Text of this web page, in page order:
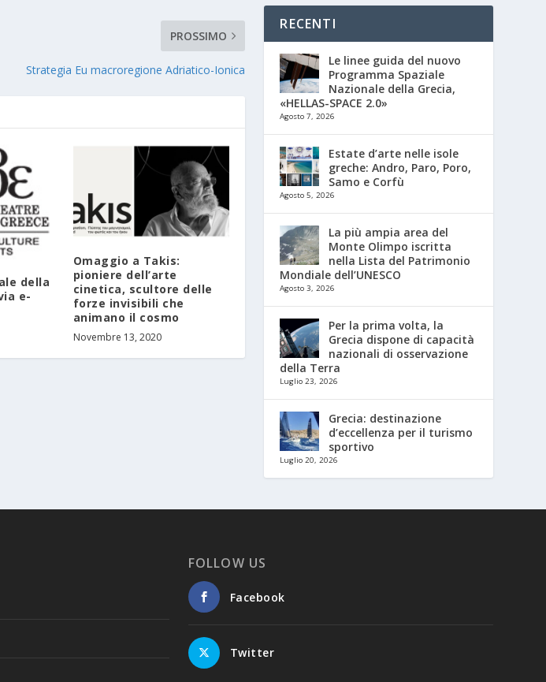
PROSSIMO
Strategia Eu macroregione Adriatico-Ionica
della
e-
Omaggio a Takis:
pioniere dell’arte
cinetica, scultore delle
forze invisibili che
animano il cosmo
Novembre 13, 2020
RECENTI
Le linee guida del nuovo
Programma Spaziale
Nazionale della Grecia,
«HELLAS-SPACE 2.0»
Agosto 7, 2026
Estate d’arte nelle isole
greche: Andro, Paro, Poro,
Samo e Corfù
Agosto 5, 2026
La più ampia area del
Monte Olimpo iscritta
nella Lista del Patrimonio
Mondiale dell’UNESCO
Agosto 3, 2026
Per la prima volta, la
Grecia dispone di capacità
nazionali di osservazione
della Terra
Luglio 23, 2026
Grecia: destinazione
d’eccellenza per il turismo
sportivo
Luglio 20, 2026
FOLLOW US
Facebook
Twitter